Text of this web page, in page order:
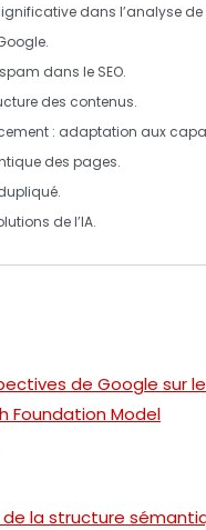
dans l’analyse
dans le SEO.
des contenus.
: adaptation aux
des pages.
.
de l’IA.
de Google sur le
Foundation Model
la structure